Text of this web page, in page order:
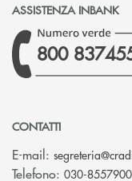
ASSISTENZA INBANK
800
CONTATTI
E-mail:
Telefono: 030-8557900